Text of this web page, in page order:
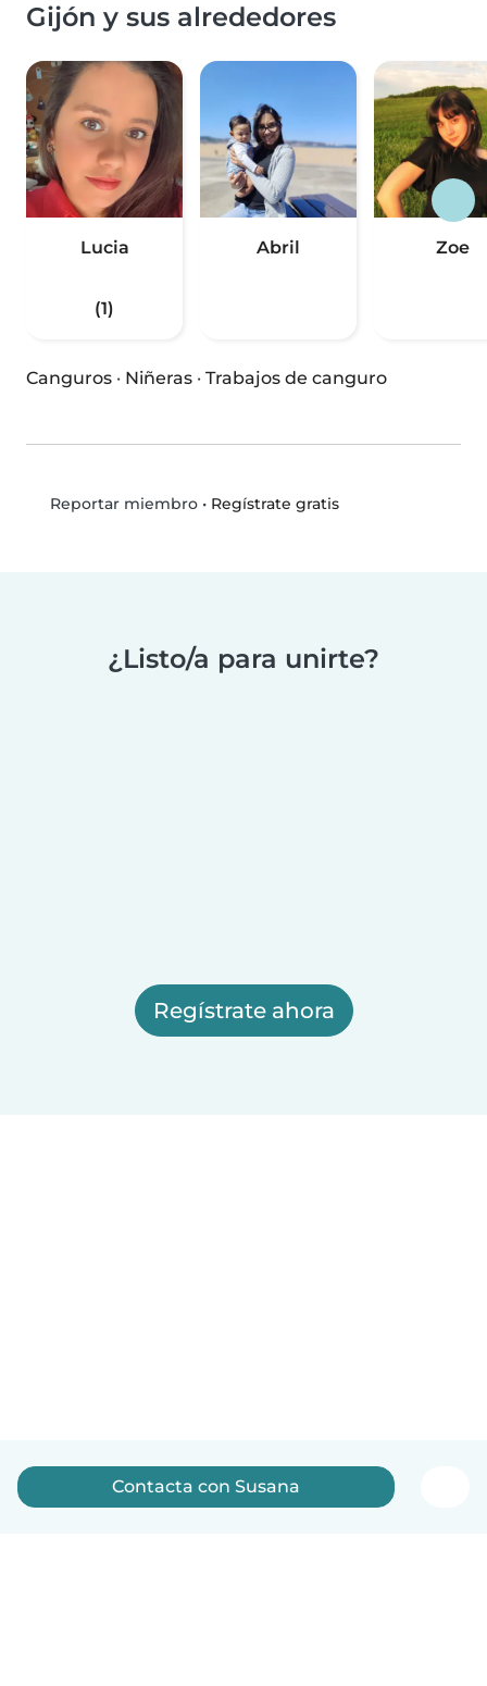
Gijón y sus alrededores
Lucia
(1)
Abril Zoe
Canguros · Niñeras · Trabajos de canguro
Reportar miembro• Regístrate gratis
¿Listo/a para unirte?
Regístrate ahora
Contacta con Susana